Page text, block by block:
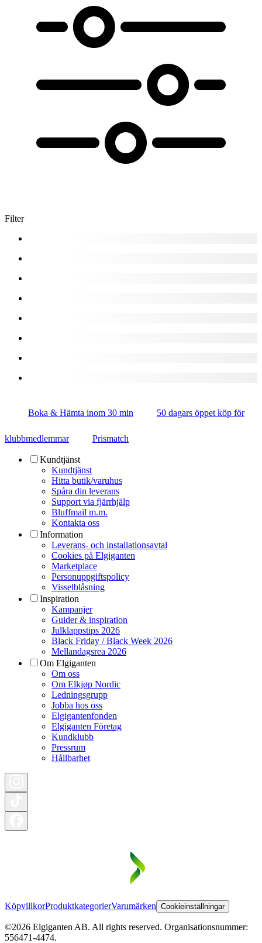
Filter
Boka & Hämta inom 30 min 50 dagars öppet köp för
klubbmedlemmar Prismatch
Kundtjänst
Kundtjänst
Hitta butik/varuhus
Spåra din leverans
Support via fjärrhjälp
Bluffmail m.m.
Kontakta oss
Information
Leverans- och installationsavtal
Cookies på Elgiganten
Marketplace
Personuppgiftspolicy
Visselblåsning
Inspiration
Kampanjer
Guider & inspiration
Julklappstips 2026
Black Friday / Black Week 2026
Mellandagsrea 2026
Om Elgiganten
Om oss
Om Elkjøp Nordic
Ledningsgrupp
Jobba hos oss
Elgigantenfonden
Elgiganten Företag
Kundklubb
Pressrum
Hållbarhet
KöpvillkorProduktkategorierVarumärken Cookieinställningar
©2026 Elgiganten AB. All rights reserved. Organisationsnummer:
556471-4474.